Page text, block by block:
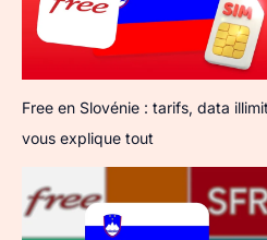
Free en Slovénie : tarifs, data
vous explique tout